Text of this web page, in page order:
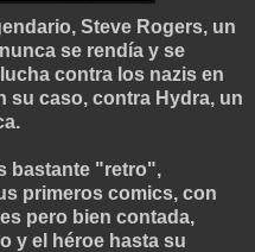
Steve Rogers, un
se rendía y se
contra los nazis en
su caso, contra Hydra, un
bastante "retro",
primeros comics, con
pero bien contada,
y el héroe hasta su